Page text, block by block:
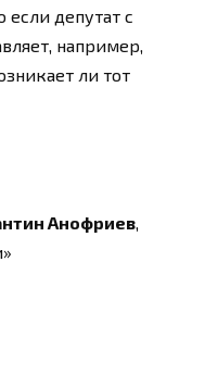
если депутат с
например,
ли тот
Анофриев